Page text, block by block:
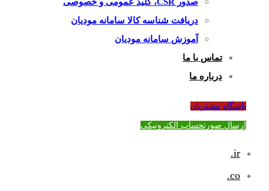
دریافت شناسه کالا سامانه مودیان
آموزش سامانه مودیان
تماس با ما
درباره ما
باشگاه مشتریان
ارسال صورتحساب الکترونیکی
ir.
co.